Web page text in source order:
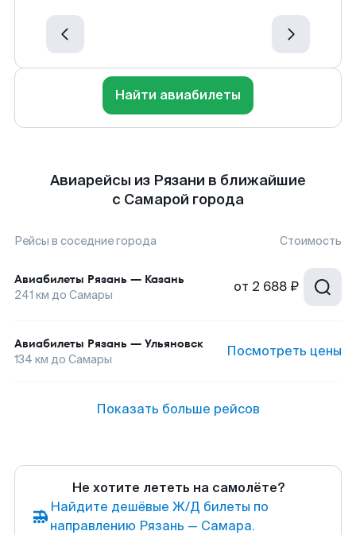
Найти авиабилеты
Авиарейсы из Рязани в ближайшие
с Самарой города
Рейсы в соседние города Стоимость
Авиабилеты Рязань — Казань
241 км до Самары от 2 688 ₽
Авиабилеты Рязань — Ульяновск
134 км до Самары Посмотреть цены
Показать больше рейсов
Не хотите лететь на самолёте?
Найдите дешёвые Ж/Д билеты по
направлению Рязань — Самара.